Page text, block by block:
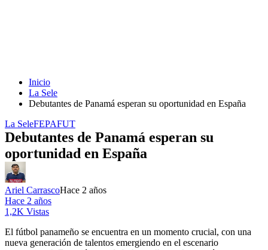
Inicio
La Sele
Debutantes de Panamá esperan su oportunidad en España
La SeleFEPAFUT
Debutantes de Panamá esperan su
oportunidad en España
Ariel CarrascoHace 2 años
Hace 2 años
1,2K Vistas
El fútbol panameño se encuentra en un momento crucial, con una
nueva generación de talentos emergiendo en el escenario